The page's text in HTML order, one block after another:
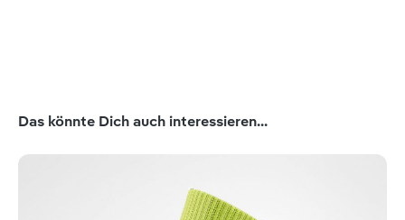
Produktgalerie überspringen
Das könnte Dich auch interessieren...